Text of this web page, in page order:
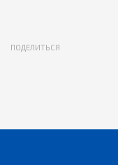
ПОДЕЛИТЬСЯ